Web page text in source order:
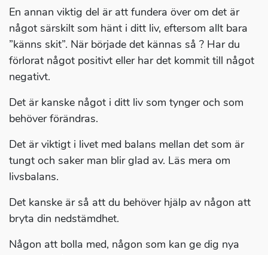
En annan viktig del är att fundera över om det är
något särskilt som hänt i ditt liv, eftersom allt bara
”känns skit”. När började det kännas så ? Har du
förlorat något positivt eller har det kommit till något
negativt.
Det är kanske något i ditt liv som tynger och som
behöver förändras.
Det är viktigt i livet med balans mellan det som är
tungt och saker man blir glad av. Läs mera om
livsbalans.
Det kanske är så att du behöver hjälp av någon att
bryta din nedstämdhet.
Någon att bolla med, någon som kan ge dig nya